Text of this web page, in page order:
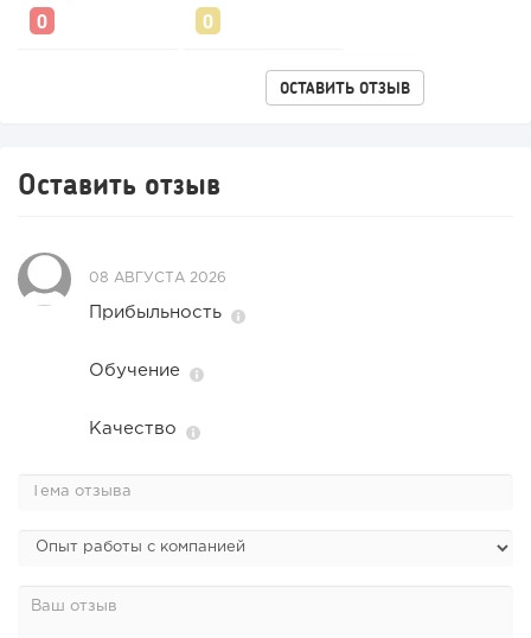
Конференции августа 2026: лучшие мероприятия месяца
для бизнеса,...
ОСТАВИТЬ ОТЗЫВ
Оставить отзыв
08 АВГУСТА 2026
Прибыльность
Обучение
Качество